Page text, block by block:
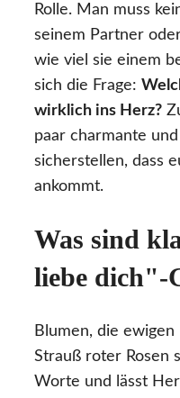
Rolle. Man muss
seinem Partner
wie viel sie einem
sich die Frage:
wirklich ins Herz?
paar charmante
sicherstellen, dass
ankommt.
Was sind
liebe dich"-
Blumen, die
Strauß roter Rosen
Worte und lässt